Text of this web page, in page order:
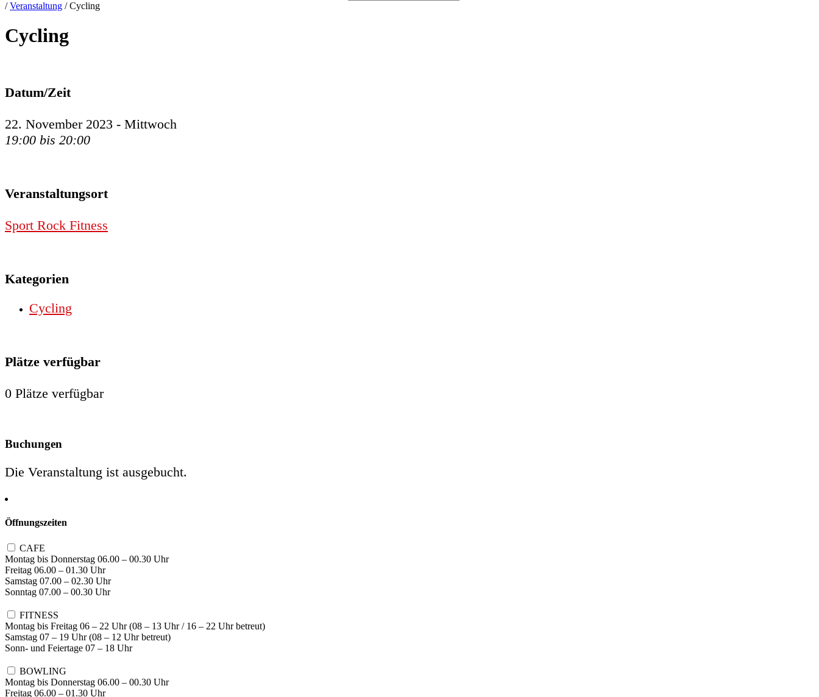
/Veranstaltung /Cycling
Cycling
Datum/Zeit
22. November 2023 - Mittwoch
19:00 bis 20:00
Veranstaltungsort
Sport Rock Fitness
Kategorien
Cycling
Plätze verfügbar
0 Plätze verfügbar
Buchungen
Die Veranstaltung ist ausgebucht.
Öffnungszeiten
CAFE
Montag bis Donnerstag 06.00 – 00.30 Uhr
Freitag 06.00 – 01.30 Uhr
Samstag 07.00 – 02.30 Uhr
Sonntag 07.00 – 00.30 Uhr
FITNESS
Montag bis Freitag 06 – 22 Uhr (08 – 13 Uhr / 16 – 22 Uhr betreut)
Samstag 07 – 19 Uhr (08 – 12 Uhr betreut)
Sonn- und Feiertage 07 – 18 Uhr
BOWLING
Montag bis Donnerstag 06.00 – 00.30 Uhr
Freitag 06.00 – 01.30 Uhr